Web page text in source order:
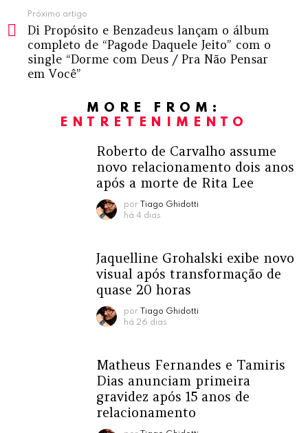
Próximo artigo
Di Propósito e Benzadeus lançam o álbum
completo de “Pagode Daquele Jeito” com o
single “Dorme com Deus / Pra Não Pensar
em Você”
MORE FROM:
ENTRETENIMENTO
Roberto de Carvalho assume
novo relacionamento dois anos
após a morte de Rita Lee
por
Tiago Ghidotti
há 4 dias
Jaquelline Grohalski exibe novo
visual após transformação de
quase 20 horas
por
Tiago Ghidotti
há 26 dias
Matheus Fernandes e Tamiris
Dias anunciam primeira
gravidez após 15 anos de
relacionamento